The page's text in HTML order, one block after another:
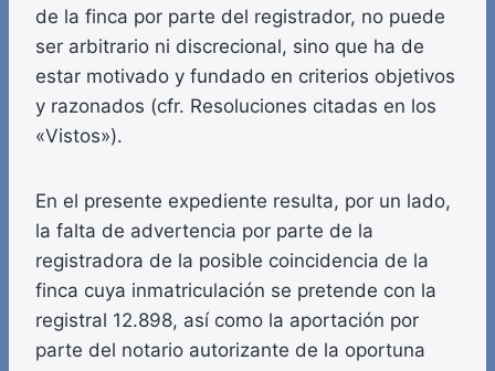
de la finca por parte del registrador, no puede
ser arbitrario ni discrecional, sino que ha de
estar motivado y fundado en criterios objetivos
y razonados (cfr. Resoluciones citadas en los
«Vistos»).
En el presente expediente resulta, por un lado,
la falta de advertencia por parte de la
registradora de la posible coincidencia de la
finca cuya inmatriculación se pretende con la
registral 12.898, así como la aportación por
parte del notario autorizante de la oportuna